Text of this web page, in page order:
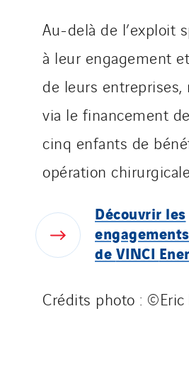
Au-delà de l’exploit
à leur engagement
de leurs
via le financement
cinq enfants de
opération
Découvrir les
engagements
deVINCI
Crédits photo : ©Eric
TUNZINI Nucléaire
Tunzini Paris
Tunzini Toulouse
Tunzini Troyes
Twyver
Uxello
Valentin
Valette
VINCI Stiftung
SITES PAYS
Austria
Belgium